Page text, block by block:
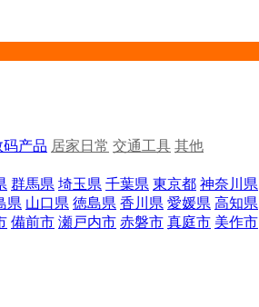
码产品 居家日常 交通工具 其他
群馬県 埼玉県 千葉県 東京都 神奈川県
県 山口県 徳島県 香川県 愛媛県 高知県
備前市 瀬戸内市 赤磐市 真庭市 美作市